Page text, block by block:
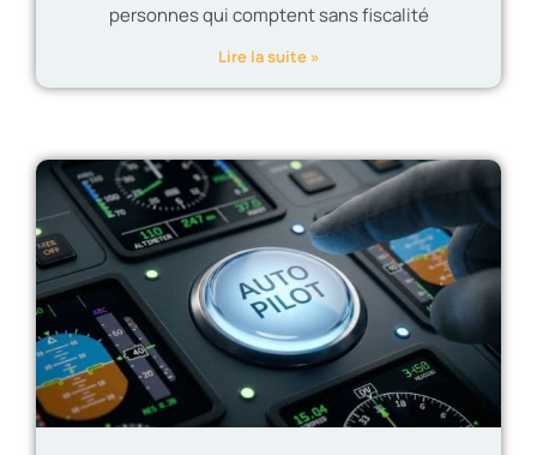
personnes qui comptent sans fiscalité
Lire la suite »